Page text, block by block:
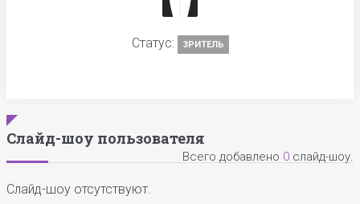
Статус: ЗРИТЕЛЬ
Слайд-шоу пользователя
Всего добавлено 0 слайд-шоу.
Слайд-шоу отсутствуют.